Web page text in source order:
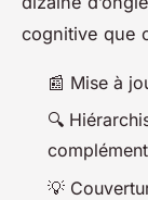
cognitive que
📰 Mise à
🔍
💡